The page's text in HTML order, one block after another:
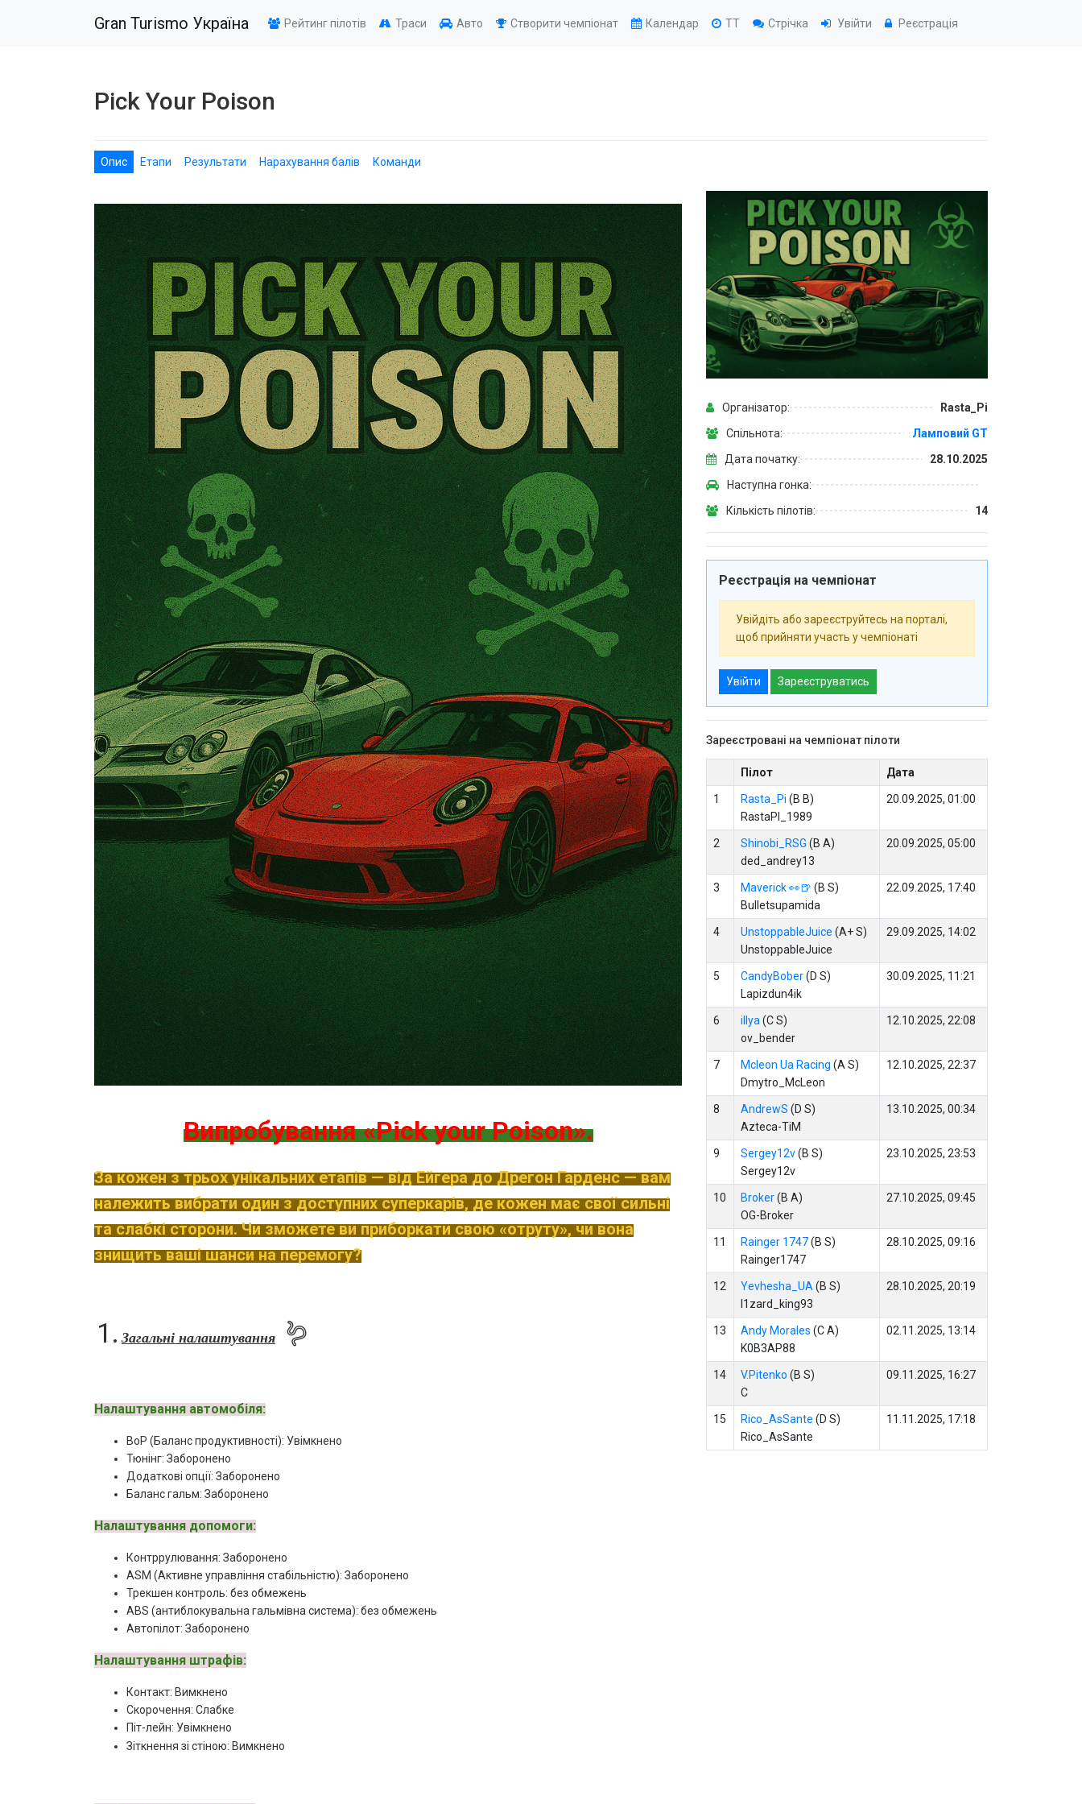
Gran Turismo Україна Рейтинг пілотів Траси Авто Створити чемпіонат Календар TT Стрічка Увійти Реєстрація
Pick Your Poison
Опис Етапи Результати Нарахування балів Команди
Організатор:
Rasta_Pi
Спільнота:
Ламповий GT
Дата початку:
28.10.2025
Наступна гонка:
Кількість пілотів:
14
Реєстрація на чемпіонат
Увійдіть або зареєструйтесь на порталі,
щоб прийняти участь у чемпіонаті
Увійти Зареєструватись
Зареєстровані на чемпіонат пілоти
Пілот Дата
1 Rasta_Pi (B B)
RastaPI_1989
20.09.2025, 01:00
2 Shinobi_RSG (B A)
ded_andrey13
20.09.2025, 05:00
3 Maverick 👀🍺 (B S)
Bulletsupamida
22.09.2025, 17:40
4 UnstoppableJuice (A+ S)
UnstoppableJuice
29.09.2025, 14:02
5 CandyBober(D S)
Lapizdun4ik
30.09.2025, 11:21
6 illya(C S)
ov_bender
12.10.2025, 22:08
7 Mcleon Ua Racing (A S)
Dmytro_McLeon
12.10.2025, 22:37
8 AndrewS (D S)
Azteca-TiM
13.10.2025, 00:34
9 Sergey12v(B S)
Sergey12v
23.10.2025, 23:53
10 Broker(B A)
OG-Broker
27.10.2025, 09:45
11 Rainger 1747(B S)
Rainger1747
28.10.2025, 09:16
12 Yevhesha_UA(B S)
l1zard_king93
28.10.2025, 20:19
13 Andy Morales (C A)
K0B3AP88
02.11.2025, 13:14
14 V.Pitenko (B S)
C
09.11.2025, 16:27
15 Rico_AsSante (D S)
Rico_AsSante
11.11.2025, 17:18
Випробування«Pick your Poison».
За кожен з трьох унікальних етапів — від Ейгера до Дрегон Гарденс — вам
належить вибрати один з доступних суперкарів, де кожен має свої сильні
та слабкі сторони. Чи зможете ви приборкати свою «отруту», чи вона
знищить ваші шанси на перемогу?
1. Загальні налаштування 🪱
Налаштування автомобіля:
BoP (Баланс продуктивності): Увімкнено
Тюнінг: Заборонено
Додаткові опції: Заборонено
Баланс гальм: Заборонено
Налаштування допомоги:
Контррулювання: Заборонено
ASM (Активне управління стабільністю): Заборонено
Трекшен контроль: без обмежень
ABS (антиблокувальна гальмівна система): без обмежень
Автопілот: Заборонено
Налаштування штрафів:
Контакт: Вимкнено
Скорочення: Слабке
Піт-лейн: Увімкнено
Зіткнення зі стіною: Вимкнено